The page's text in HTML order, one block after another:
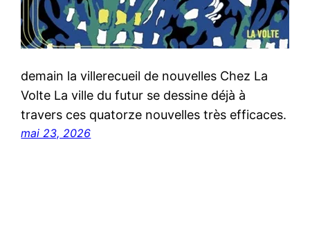
demain la villerecueil de nouvelles Chez La
Volte La ville du futur se dessine déjà à
travers ces quatorze nouvelles très efficaces.
mai 23, 2026